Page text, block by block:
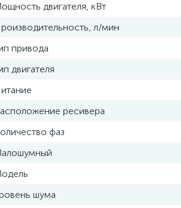
двигателя, кВт
л/мин
привода
двигателя
ресивера
фаз
шума